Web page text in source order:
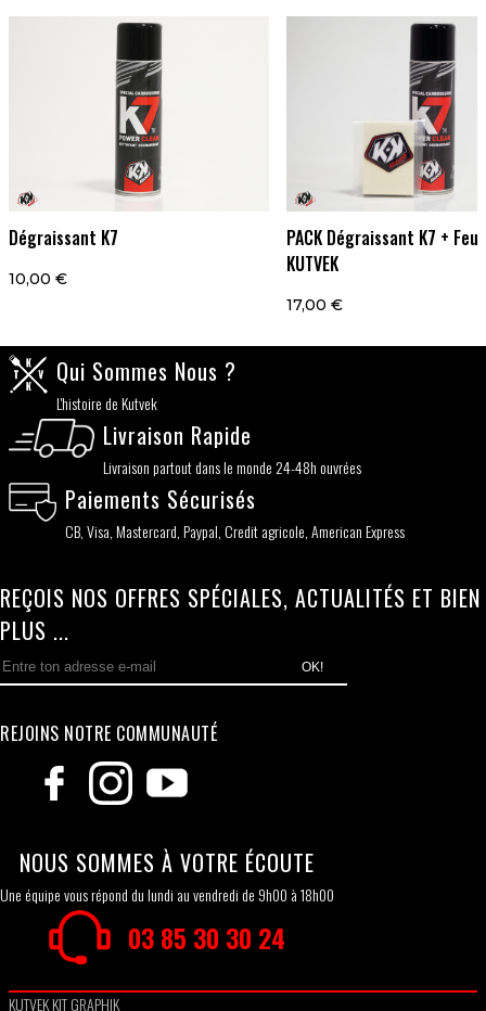
Dégraissant K7
10,00 €
PACK Dégraissant K7 +
KUTVEK
17,00 €
Qui Sommes Nous ?
L'histoire de Kutvek
Livraison Rapide
Livraison partout dans le monde 24-48h ouvrées
Paiements Sécurisés
CB, Visa, Mastercard, Paypal, Credit agricole, American Express
REÇOIS NOS OFFRES SPÉCIALES, ACTUALITÉS ET BIEN
PLUS ...
OK!
REJOINS NOTRE COMMUNAUTÉ
NOUS SOMMES À VOTRE ÉCOUTE
Une équipe vous répond du lundi au vendredi de 9h00 à 18h00
03 85 30 30 24
KUTVEK KIT GRAPHIK